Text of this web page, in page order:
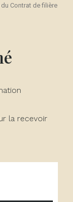
Contrat de filière
la recevoir